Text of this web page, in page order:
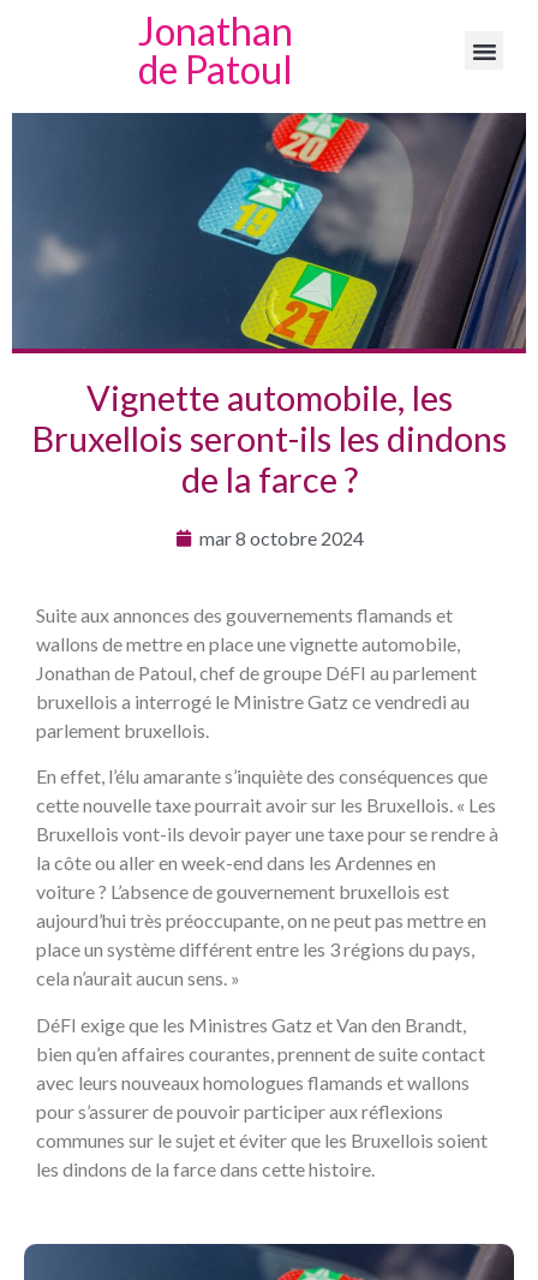
Jonathan
de Patoul
Vignette automobile, les
Bruxellois seront-ils les dindons
de la farce ?
mar 8 octobre 2024
Suite aux annonces des gouvernements flamands et
wallons de mettre en place une vignette automobile,
Jonathan de Patoul, chef de groupe DéFI au parlement
bruxellois a interrogé le Ministre Gatz ce vendredi au
parlement bruxellois.
En effet, l’élu amarante s’inquiète des conséquences que
cette nouvelle taxe pourrait avoir sur les Bruxellois. « Les
Bruxellois vont-ils devoir payer une taxe pour se rendre à
la côte ou aller en week-end dans les Ardennes en
voiture ? L’absence de gouvernement bruxellois est
aujourd’hui très préoccupante, on ne peut pas mettre en
place un système différent entre les 3 régions du pays,
cela n’aurait aucun sens. »
DéFI exige que les Ministres Gatz et Van den Brandt,
bien qu’en affaires courantes, prennent de suite contact
avec leurs nouveaux homologues flamands et wallons
pour s’assurer de pouvoir participer aux réflexions
communes sur le sujet et éviter que les Bruxellois soient
les dindons de la farce dans cette histoire.